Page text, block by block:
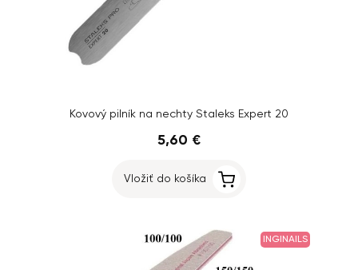
Kovový pilník na nechty Staleks Expert 20
5,60 €
Vložiť do košíka
INGINAILS